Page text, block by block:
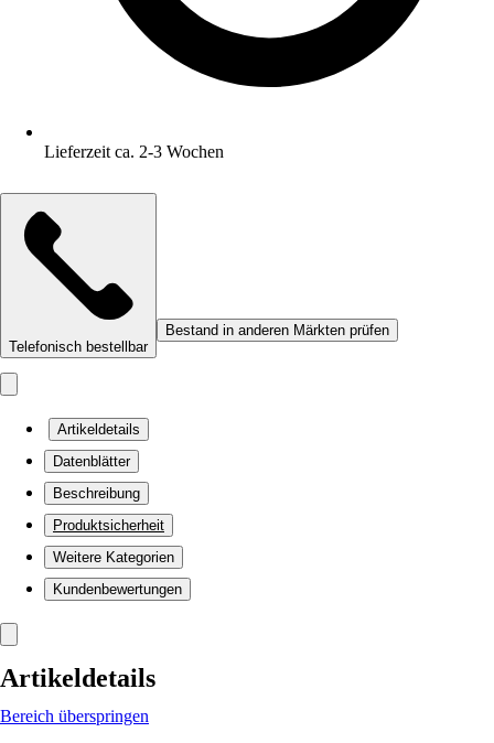
Lieferzeit ca. 2-3 Wochen
Telefonisch bestellbar
Bestand in anderen Märkten prüfen
Artikeldetails
Datenblätter
Beschreibung
Produktsicherheit
Weitere Kategorien
Kundenbewertungen
Artikeldetails
Bereich überspringen